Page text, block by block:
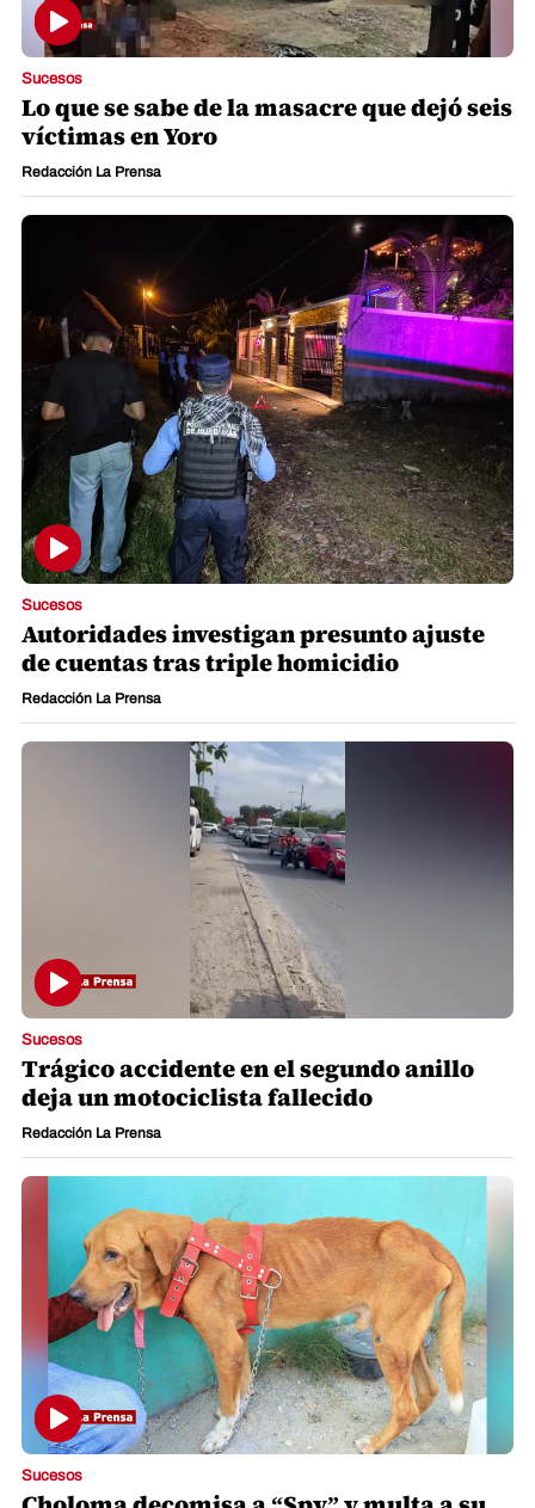
Sucesos
Lo que se sabe de la masacre que dejó seis
víctimas en Yoro
Redacción La Prensa
Sucesos
Autoridades investigan presunto ajuste
de cuentas tras triple homicidio
Redacción La Prensa
Sucesos
Trágico accidente en el segundo anillo
deja un motociclista fallecido
Redacción La Prensa
Sucesos